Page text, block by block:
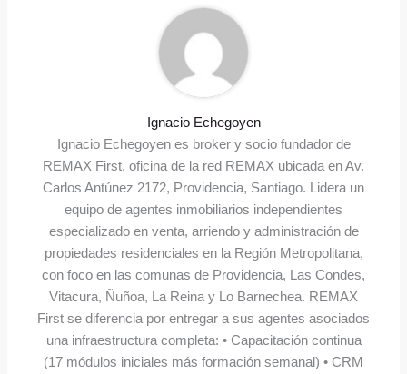
Ignacio Echegoyen
Ignacio Echegoyen es broker y socio fundador de
REMAX First, oficina de la red REMAX ubicada en Av.
Carlos Antúnez 2172, Providencia, Santiago. Lidera un
equipo de agentes inmobiliarios independientes
especializado en venta, arriendo y administración de
propiedades residenciales en la Región Metropolitana,
con foco en las comunas de Providencia, Las Condes,
Vitacura, Ñuñoa, La Reina y Lo Barnechea. REMAX
First se diferencia por entregar a sus agentes asociados
una infraestructura completa: • Capacitación continua
(17 módulos iniciales más formación semanal) • CRM